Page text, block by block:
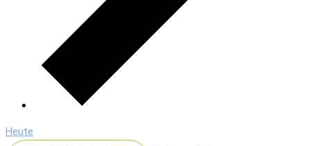
Heute